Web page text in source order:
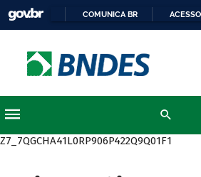
COMUNICA BR
Z7_7QGCHA41L0RP906P422Q9Q01F1